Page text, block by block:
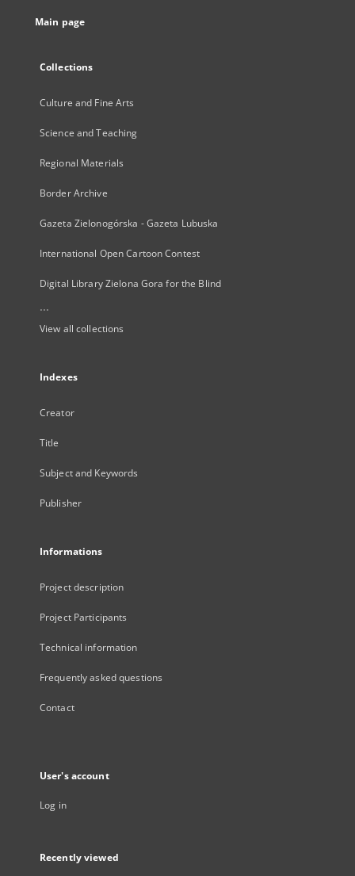
Main page
Collections
Culture and Fine Arts
Science and Teaching
Regional Materials
Border Archive
Gazeta Zielonogórska - Gazeta Lubuska
International Open Cartoon Contest
Digital Library Zielona Gora for the Blind
...
View all collections
Indexes
Creator
Title
Subject and Keywords
Publisher
Informations
Project description
Project Participants
Technical information
Frequently asked questions
Contact
User's account
Log in
Recently viewed